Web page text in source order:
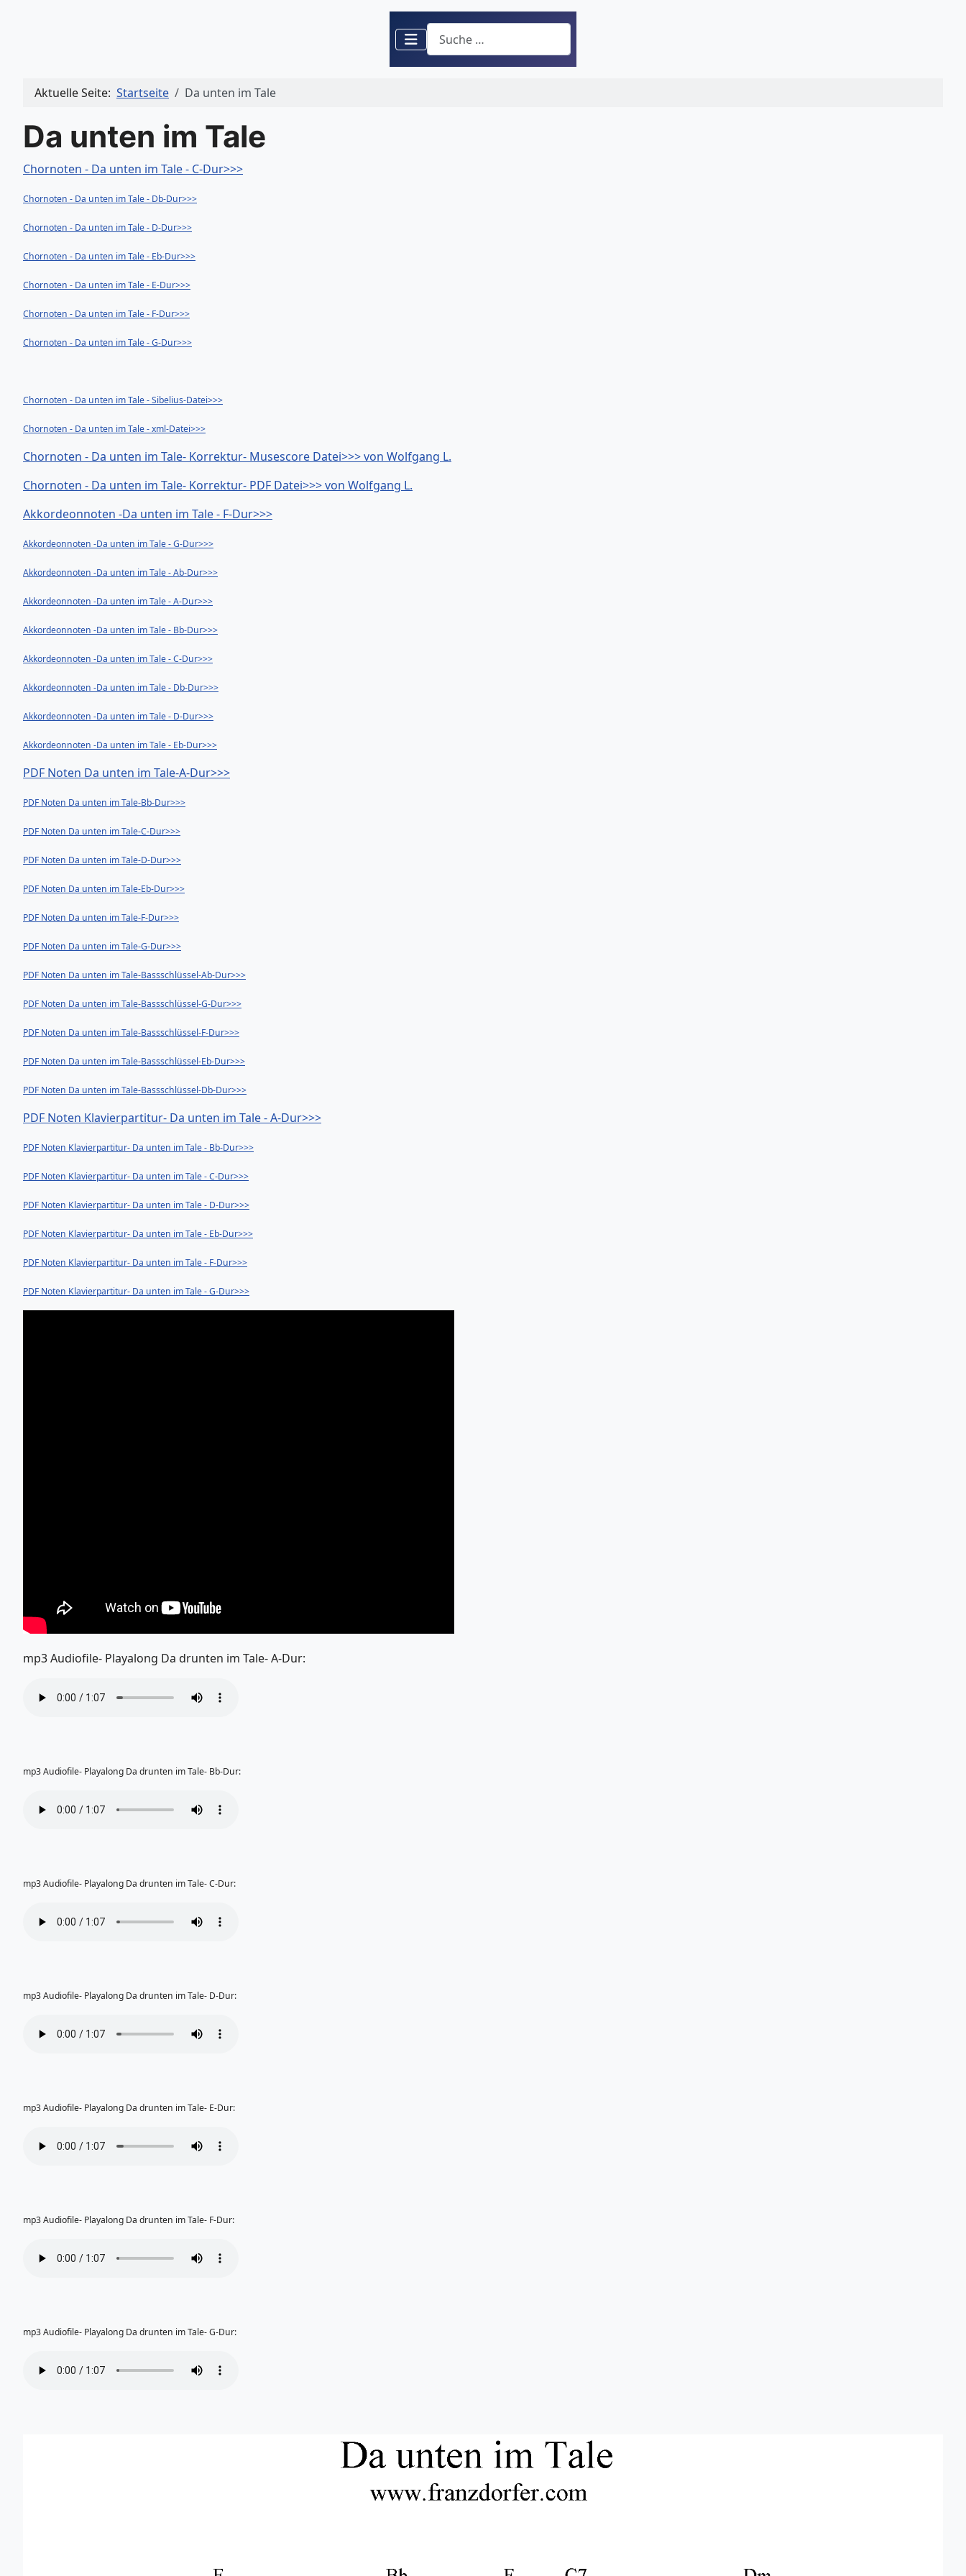
Suchen
Aktuelle Seite: Startseite Da unten im Tale
Da unten im Tale
Chornoten - Da unten im Tale - C-Dur>>>
Chornoten - Da unten im Tale - Db-Dur>>>
Chornoten - Da unten im Tale - D-Dur>>>
Chornoten - Da unten im Tale - Eb-Dur>>>
Chornoten - Da unten im Tale - E-Dur>>>
Chornoten - Da unten im Tale - F-Dur>>>
Chornoten - Da unten im Tale - G-Dur>>>
Chornoten - Da unten im Tale - Sibelius-Datei>>>
Chornoten - Da unten im Tale - xml-Datei>>>
Chornoten - Da unten im Tale- Korrektur- Musescore Datei>>> von Wolfgang L.
Chornoten - Da unten im Tale- Korrektur- PDF Datei>>> von Wolfgang L.
Akkordeonnoten -Da unten im Tale - F-Dur>>>
Akkordeonnoten -Da unten im Tale - G-Dur>>>
Akkordeonnoten -Da unten im Tale - Ab-Dur>>>
Akkordeonnoten -Da unten im Tale - A-Dur>>>
Akkordeonnoten -Da unten im Tale - Bb-Dur>>>
Akkordeonnoten -Da unten im Tale - C-Dur>>>
Akkordeonnoten -Da unten im Tale - Db-Dur>>>
Akkordeonnoten -Da unten im Tale - D-Dur>>>
Akkordeonnoten -Da unten im Tale - Eb-Dur>>>
PDF Noten Da unten im Tale-A-Dur>>>
PDF Noten Da unten im Tale-Bb-Dur>>>
PDF Noten Da unten im Tale-C-Dur>>>
PDF Noten Da unten im Tale-D-Dur>>>
PDF Noten Da unten im Tale-Eb-Dur>>>
PDF Noten Da unten im Tale-F-Dur>>>
PDF Noten Da unten im Tale-G-Dur>>>
PDF Noten Da unten im Tale-Bassschlüssel-Ab-Dur>>>
PDF Noten Da unten im Tale-Bassschlüssel-G-Dur>>>
PDF Noten Da unten im Tale-Bassschlüssel-F-Dur>>>
PDF Noten Da unten im Tale-Bassschlüssel-Eb-Dur>>>
PDF Noten Da unten im Tale-Bassschlüssel-Db-Dur>>>
PDF Noten Klavierpartitur- Da unten im Tale - A-Dur>>>
PDF Noten Klavierpartitur- Da unten im Tale - Bb-Dur>>>
PDF Noten Klavierpartitur- Da unten im Tale - C-Dur>>>
PDF Noten Klavierpartitur- Da unten im Tale - D-Dur>>>
PDF Noten Klavierpartitur- Da unten im Tale - Eb-Dur>>>
PDF Noten Klavierpartitur- Da unten im Tale - F-Dur>>>
PDF Noten Klavierpartitur- Da unten im Tale - G-Dur>>>
mp3 Audiofile- Playalong Da drunten im Tale- A-Dur:
mp3 Audiofile- Playalong Da drunten im Tale- Bb-Dur:
mp3 Audiofile- Playalong Da drunten im Tale- C-Dur:
mp3 Audiofile- Playalong Da drunten im Tale- D-Dur:
mp3 Audiofile- Playalong Da drunten im Tale- E-Dur:
mp3 Audiofile- Playalong Da drunten im Tale- F-Dur:
mp3 Audiofile- Playalong Da drunten im Tale- G-Dur: